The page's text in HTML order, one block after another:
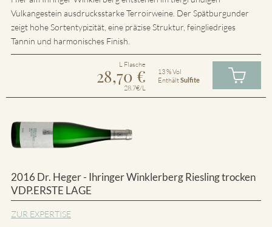
Vulkangestein ausdrucksstarke Terroirweine. Der Spätburgunder
zeigt hohe Sortentypizität, eine präzise Struktur, feingliedriges
Tannin und harmonisches Finish.
L Flasche
28,70 €
28.7€/L
13 % Vol
EnthältSulfite
2016 Dr. Heger - Ihringer Winklerberg Riesling trocken
VDP.ERSTE LAGE
ZUR EXPERTISE